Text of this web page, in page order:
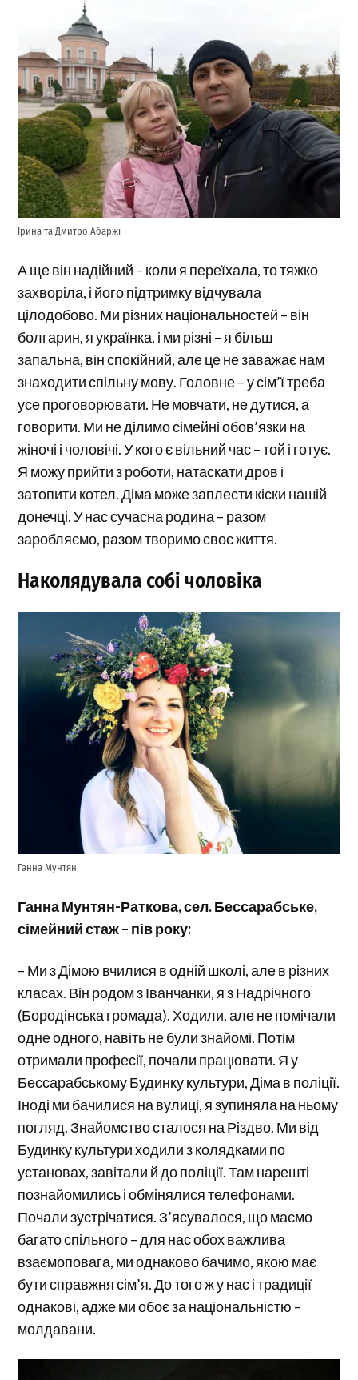
Ірина та Дмитро Абаржі
А ще він надійний – коли я переїхала, то тяжко
захворіла, і його підтримку відчувала
цілодобово. Ми різних національностей – він
болгарин, я українка, і ми різні – я більш
запальна, він спокійний, але це не заважає нам
знаходити спільну мову. Головне – у сім’ї треба
усе проговорювати. Не мовчати, не дутися, а
говорити. Ми не ділимо сімейні обов’язки на
жіночі і чоловічі. У кого є вільний час – той і готує.
Я можу прийти з роботи, натаскати дров і
затопити котел. Діма може заплести кіски нашій
донечці. У нас сучасна родина – разом
заробляємо, разом творимо своє життя.
Наколядувала собі чоловіка
Ганна Мунтян
Ганна Мунтян-Раткова, сел. Бессарабське,
сімейний стаж – пів року:
– Ми з Дімою вчилися в одній школі, але в різних
класах. Він родом з Іванчанки, я з Надрічного
(Бородінська громада). Ходили, але не помічали
одне одного, навіть не були знайомі. Потім
отримали професії, почали працювати. Я у
Бессарабському Будинку культури, Діма в поліції.
Іноді ми бачилися на вулиці, я зупиняла на ньому
погляд. Знайомство сталося на Різдво. Ми від
Будинку культури ходили з колядками по
установах, завітали й до поліції. Там нарешті
познайомились і обмінялися телефонами.
Почали зустрічатися. З’ясувалося, що маємо
багато спільного – для нас обох важлива
взаємоповага, ми однаково бачимо, якою має
бути справжня сім’я. До того ж у нас і традиції
однакові, адже ми обоє за національністю –
молдавани.